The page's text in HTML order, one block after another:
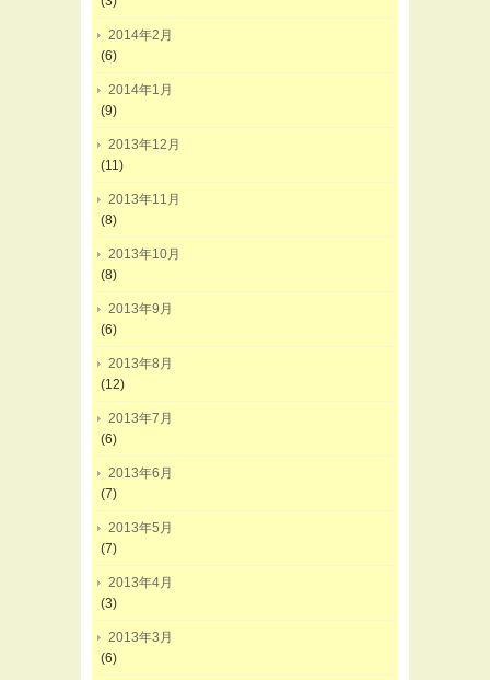
2014年2月
(6)
2014年1月
(9)
2013年12月
(11)
2013年11月
(8)
2013年10月
(8)
2013年9月
(6)
2013年8月
(12)
2013年7月
(6)
2013年6月
(7)
2013年5月
(7)
2013年4月
(3)
2013年3月
(6)